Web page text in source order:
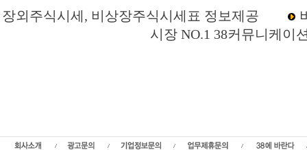
장외주식시세, 비상장주식시세표 정보제공
시장 NO.1 38커뮤니케이